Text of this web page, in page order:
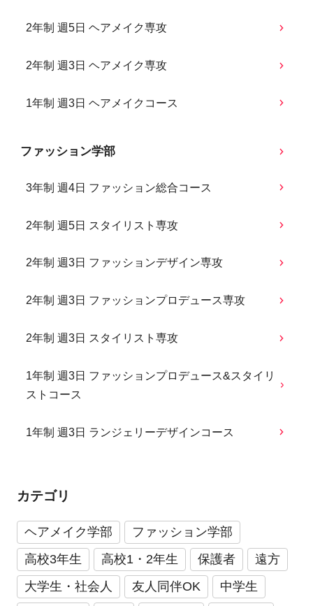
2年制 週5日 ヘアメイク専攻
2年制 週3日 ヘアメイク専攻
1年制 週3日 ヘアメイクコース
ファッション学部
3年制 週4日 ファッション総合コース
2年制 週5日 スタイリスト専攻
2年制 週3日 ファッションデザイン専攻
2年制 週3日 ファッションプロデュース専攻
2年制 週3日 スタイリスト専攻
1年制 週3日 ファッションプロデュース&スタイリ
ストコース
1年制 週3日 ランジェリーデザインコース
カテゴリ
ヘアメイク学部
ファッション学部
高校3年生
高校1・2年生 保護者
遠方
大学生・社会人
友人同伴OK
中学生